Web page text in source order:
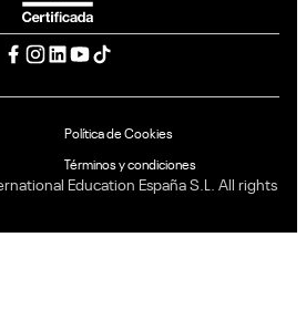
Education España S.L. All rights
Política de Cookies
Términos y condiciones